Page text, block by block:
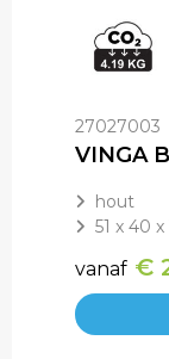
27027003
VINGA
hout
51 x 40
vanaf €